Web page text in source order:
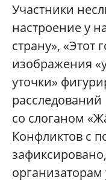
Участники
настроение у
страну», «Этот
изображения
уточки»
со слоганом
Конфликтов с
организаторам